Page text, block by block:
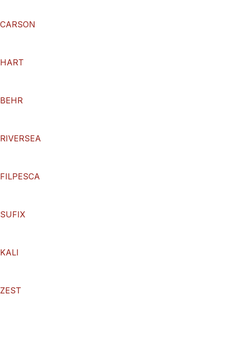
CARSON
HART
BEHR
RIVERSEA
FILPESCA
SUFIX
KALI
ZEST